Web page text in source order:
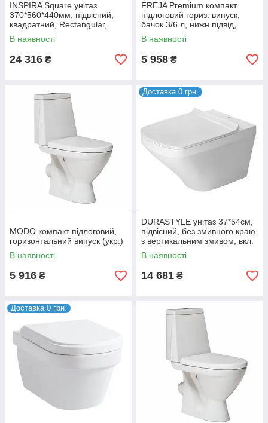
INSPIRA Square унітаз
370*560*440мм, підвісний,
квадратний, Rectangular,
горизонтальний випуск
В наявності
24 316 ₴
FREJA Premium компакт
підлоговий гориз. випуск,
бачок 3/6 л, нижн.підвід,
сидіння з кришкою Duroplast
В наявності
5 958 ₴
MODO компакт підлоговий,
горизонтальний випуск (укр.)
В наявності
5 916 ₴
Доставка 0 грн.
DURASTYLE унітаз 37*54см,
підвісний, без змивного краю,
з вертикальним змивом, вкл.
кріплення Durafix
В наявності
14 681 ₴
Доставка 0 грн.